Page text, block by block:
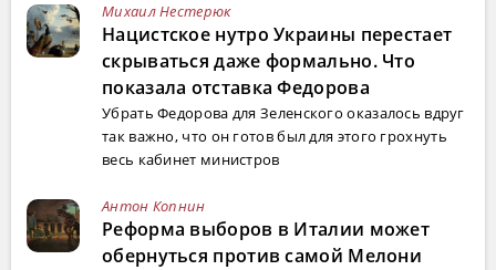
Михаил Нестерюк
Нацистское нутро Украины перестает
скрываться даже формально. Что
показала отставка Федорова
Убрать Федорова для Зеленского оказалось вдруг
так важно, что он готов был для этого грохнуть
весь кабинет министров
Антон Копнин
Реформа выборов в Италии может
обернуться против самой Мелони